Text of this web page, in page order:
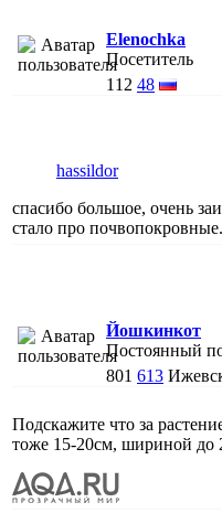
Elenochka
Посетитель
112 48
hassildor
спасибо большое, очень
стало про
Йошкинкот
Постоянный
801 613
Подскажите что за
тоже 15-20см, шириной до